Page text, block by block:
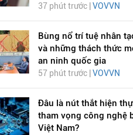
37 phút trước | VOVVN
Bùng nổ trí tuệ nhân
và những thách thức
an ninh quốc gia
57 phút trước | VOVVN
Đâu là nút thắt hiện
tham vọng công nghệ
Việt Nam?